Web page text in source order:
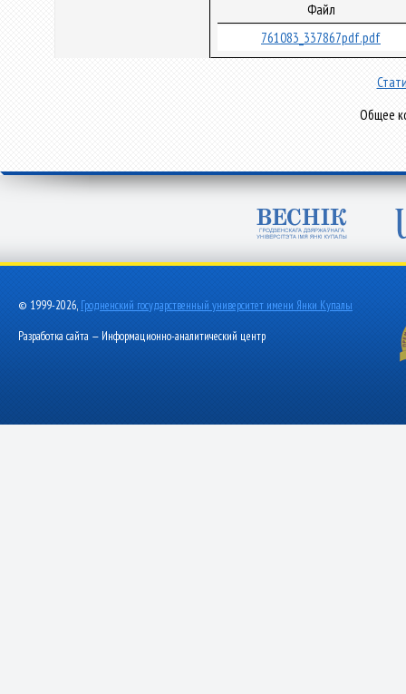
Файл
761083_337867pdf.pdf
Общее
© 1999-2026, Гродненский государственный университет имени Янки Купалы
Разработка сайта — Информационно-аналитический центр